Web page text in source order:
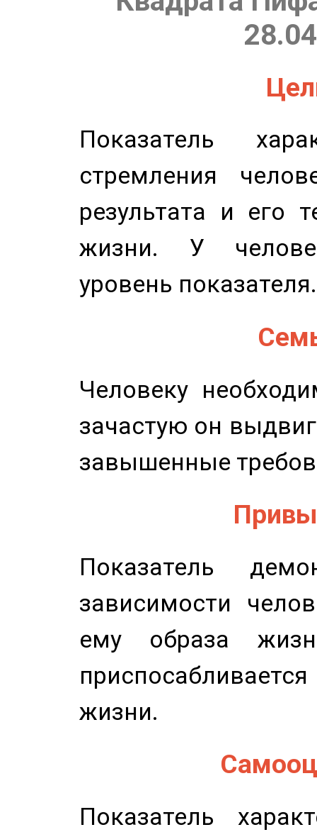
Показатель
стремления
результата и его
жизни. У
уровень показателя.
Человеку
зачастую он
завышенные
Показатель
зависимости
ему образа
жизни.
Показатель